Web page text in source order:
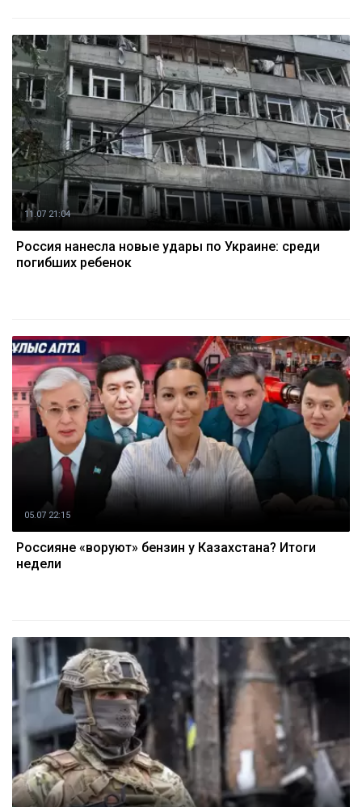
11.07 21:04
Россия нанесла новые удары по Украине: среди
погибших ребенок
05.07 22:15
Россияне «воруют» бензин у Казахстана? Итоги
недели